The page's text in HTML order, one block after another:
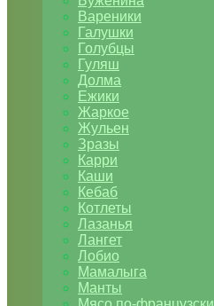
Вареники
Галушки
Голубцы
Гуляш
Долма
Ежики
Жаркое
Жульен
Зразы
Карри
Каши
Кебаб
Котлеты
Лазанья
Лангет
Лобио
Мамалыга
Манты